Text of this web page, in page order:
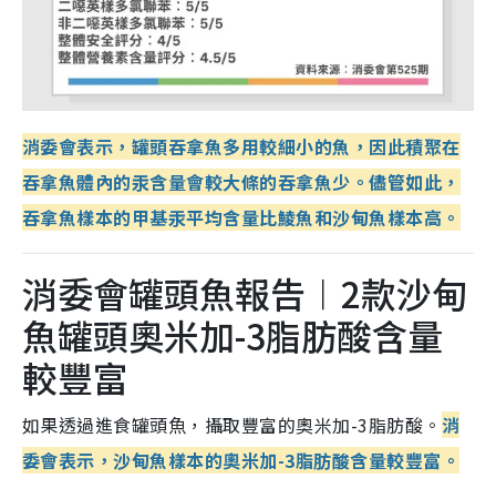
消委會表示，罐頭吞拿魚多用較細小的魚，因此積聚在
吞拿魚體內的汞含量會較大條的吞拿魚少。儘管如此，
吞拿魚樣本的甲基汞平均含量比鯪魚和沙甸魚樣本高。
消委會罐頭魚報告︱2款沙甸
魚罐頭奧米加-3脂肪酸含量
較豐富
如果透過進食罐頭魚，攝取豐富的奧米加-3脂肪酸。 消
委會表示，沙甸魚樣本的奧米加-3脂肪酸含量較豐富。